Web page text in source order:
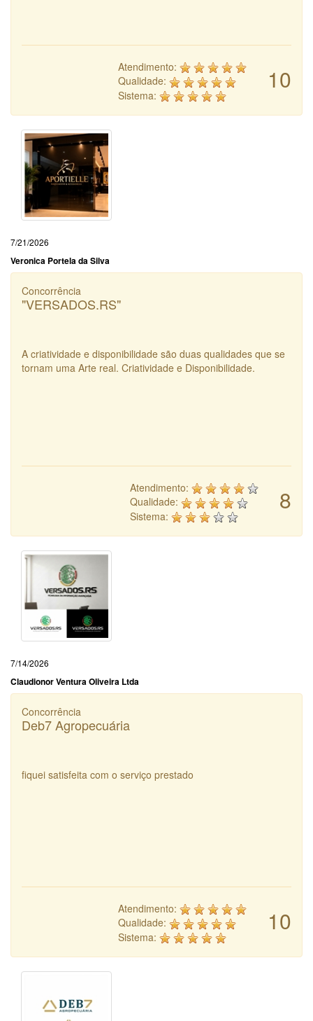
10
Atendimento:
Qualidade:
Sistema:
7/21/2026
Veronica Portela da Silva
Concorrência
"VERSADOS.RS"
A criatividade e disponibilidade são duas qualidades que se
tornam uma Arte real. Criatividade e Disponibilidade.
8
Atendimento:
Qualidade:
Sistema:
7/14/2026
Claudionor Ventura Oliveira Ltda
Concorrência
Deb7 Agropecuária
fiquei satisfeita com o serviço prestado
10
Atendimento:
Qualidade:
Sistema: